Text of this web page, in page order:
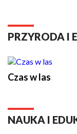
PRZYRODA I
Czas w las
NAUKA I